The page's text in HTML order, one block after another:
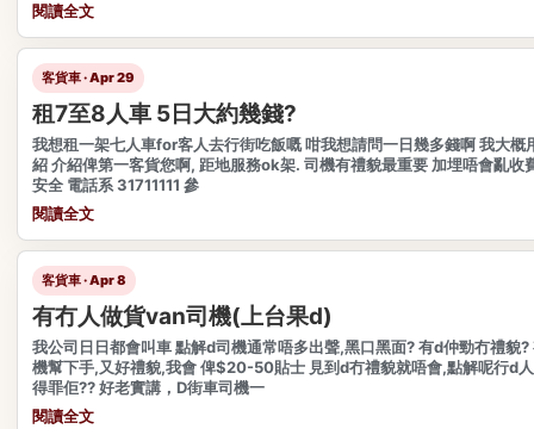
閱讀全文
客貨車 · Apr 29
租7至8人車 5日大約幾錢?
我想租一架七人車for客人去行街吃飯嘅 咁我想請問一日幾多錢啊 我大概
紹 介紹俾第一客貨您啊, 距地服務ok架. 司機有禮貌最重要 加埋唔會亂收
安全 電話系 31711111 參
閱讀全文
客貨車 · Apr 8
有冇人做貨van司機(上台果d)
我公司日日都會叫車 點解d司機通常唔多出聲,黑口黑面? 有d仲勁冇禮貌
機幫下手,又好禮貌,我會 俾$20-50貼士 見到d冇禮貌就唔會,點解呢行d
得罪佢?? 好老實講，D街車司機一
閱讀全文